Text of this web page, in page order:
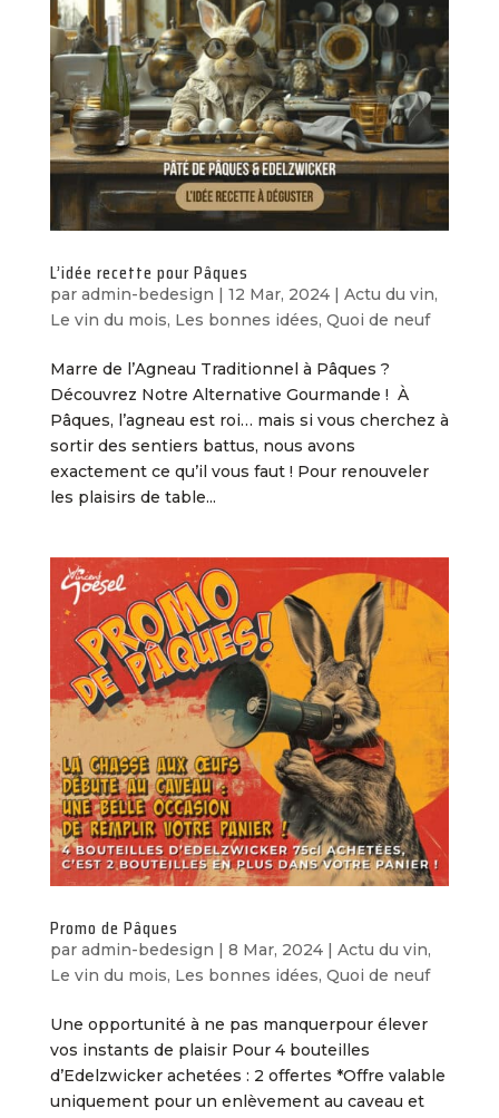
L’idée recette pour Pâques
par admin-bedesign 12 Mar, 2024| Actu du vin,
Le vin du mois, Les bonnes idées, Quoi de neuf
Marre de l’Agneau Traditionnel à Pâques ?
Découvrez Notre Alternative Gourmande ! À
Pâques, l’agneau est roi… mais si vous cherchez à
sortir des sentiers battus, nous avons
exactement ce qu’il vous faut ! Pour renouveler
les plaisirs de table...
Promo de Pâques
par admin-bedesign | 8 Mar, 2024| Actu du vin,
Le vin du mois, Les bonnes idées, Quoi de neuf
Une opportunité à ne pas manquerpour élever
vos instants de plaisir Pour 4 bouteilles
d’Edelzwicker achetées : 2 offertes *Offre valable
uniquement pour un enlèvement au caveau et